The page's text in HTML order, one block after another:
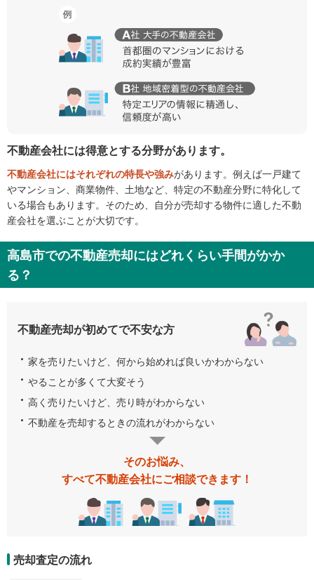
不動産会社には得意とする分野があります。
不動産会社にはそれぞれの特長や強みがあります。例えば一戸建て
やマンション、商業物件、土地など、特定の不動産分野に特化して
いる場合もあります。そのため、自分が売却する物件に適した不動
産会社を選ぶことが大切です。
高島市での不動産売却にはどれくらい手間がかか
る？
不動産売却が初めてで不安な方
家を売りたいけど、何から始めれば良いかわからない
やることが多くて大変そう
高く売りたいけど、売り時がわからない
不動産を売却するときの流れがわからない
そのお悩み、
すべて不動産会社にご相談できます！
売却査定の流れ